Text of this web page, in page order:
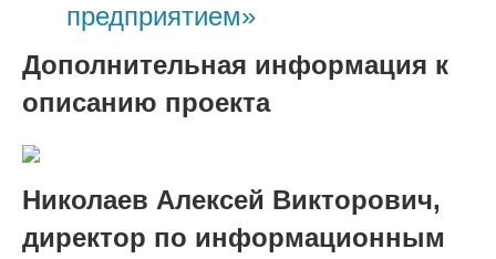
предприятием»
Дополнительная информация к
описанию проекта
Николаев Алексей Викторович,
директор по информационным